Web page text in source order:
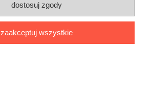
dostosuj zgody
zaakceptuj wszystkie